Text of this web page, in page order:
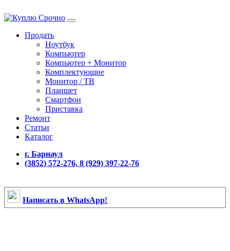
Продать
Ноутбук
Компьютер
Компьютер + Монитор
Комплектующие
Монитор / ТВ
Планшет
Смартфон
Приставка
Ремонт
Статьи
Каталог
г. Барнаул
(3852) 572-276, 8 (929) 397-22-76
Написать в WhatsApp!